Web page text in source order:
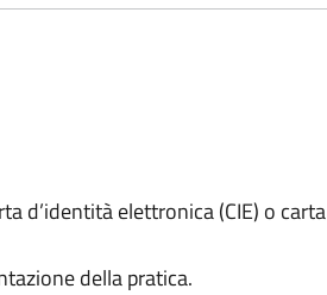
d’identità elettronica (CIE) o carta
della pratica.